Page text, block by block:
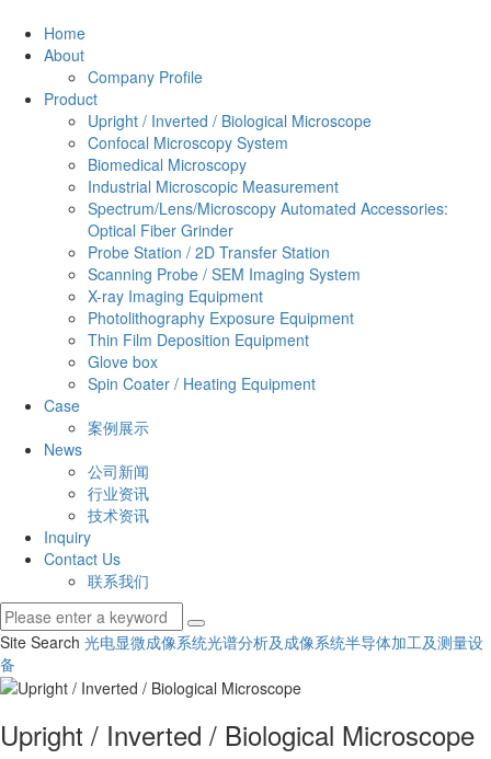
Home
About
Company Profile
Product
Upright / Inverted / Biological Microscope
Confocal Microscopy System
Biomedical Microscopy
Industrial Microscopic Measurement
Spectrum/Lens/Microscopy Automated Accessories:
Optical Fiber Grinder
Probe Station / 2D Transfer Station
Scanning Probe / SEM Imaging System
X-ray Imaging Equipment
Photolithography Exposure Equipment
Thin Film Deposition Equipment
Glove box
Spin Coater / Heating Equipment
Case
案例展示
News
公司新闻
行业资讯
技术资讯
Inquiry
Contact Us
联系我们
Site Search 光电显微成像系统光谱分析及成像系统半导体加工及测量设
备
Upright / Inverted / Biological Microscope